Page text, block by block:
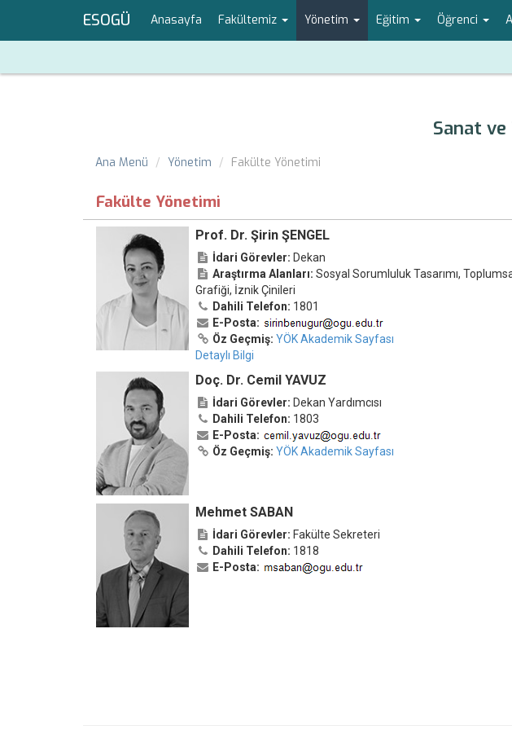
ESOGÜ Anasayfa Fakültemiz Yönetim Eğitim Öğrenci
Sanat ve
Ana Menü Yönetim Fakülte Yönetimi
Fakülte Yönetimi
Prof. Dr. Şirin ŞENGEL
İdari Görevler: Dekan
Araştırma Alanları: Sosyal Sorumluluk Tasarımı,
Grafiği, İznik Çinileri
Dahili Telefon: 1801
E-Posta:
Öz Geçmiş: YÖK Akademik Sayfası
Detaylı Bilgi
Doç. Dr. Cemil YAVUZ
İdari Görevler: Dekan Yardımcısı
Dahili Telefon: 1803
E-Posta:
Öz Geçmiş: YÖK Akademik Sayfası
Mehmet SABAN
İdari Görevler: Fakülte Sekreteri
Dahili Telefon: 1818
E-Posta: